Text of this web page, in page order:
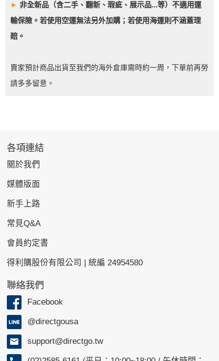
► 非全新品（含二手、翻新、瑕疵、展示品...等）不適用運
輸保險。若使用空運無法另外加購；若使用海運則不涵蓋理
賠。
賣家預計商品出貨至我們的海外倉庫需時約一周，下單前再勞
請多多留意。
各項連結
關於我們
媒體版面
新手上路
常見Q&A
會員約定書
得利購股份有限公司 | 統編 24954580
聯絡我們
Facebook
@directgousa
support@directgo.tw